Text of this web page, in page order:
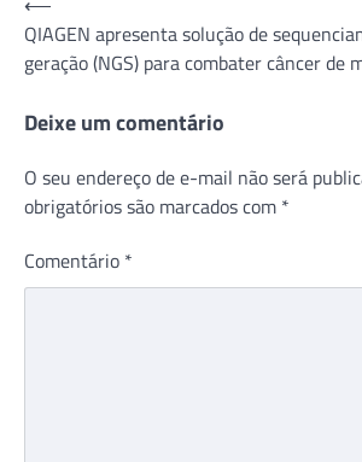
de
Post
QIAGEN apresenta solução de
geração (NGS) para combater câncer de
Deixe um comentário
O seu endereço de e-mail não será
obrigatórios são marcados com *
Comentário *